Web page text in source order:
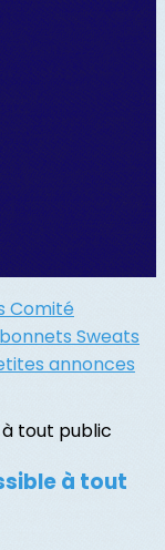
Comité
Sweats
annonces
à tout